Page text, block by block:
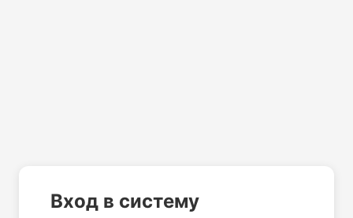
Вход в систему